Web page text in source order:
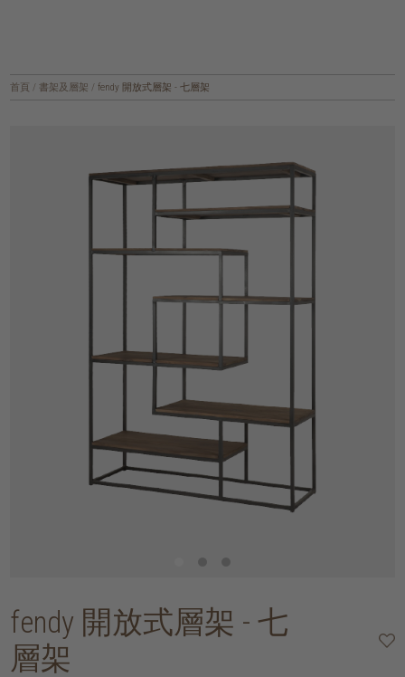
首頁 / 書架及層架 / fendy 開放式層架 - 七層架
fendy 開放式層架 - 七
層架